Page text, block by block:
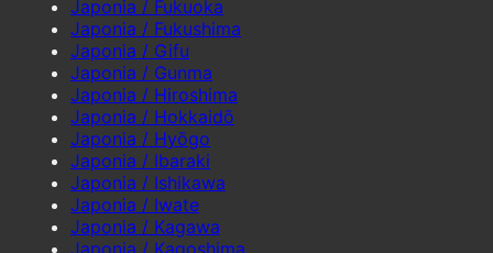
Japonia / Fukuoka
Japonia / Fukushima
Japonia / Gifu
Japonia / Gunma
Japonia / Hiroshima
Japonia / Hokkaidō
Japonia / Hyōgo
Japonia / Ibaraki
Japonia / Ishikawa
Japonia / Iwate
Japonia / Kagawa
Japonia / Kagoshima